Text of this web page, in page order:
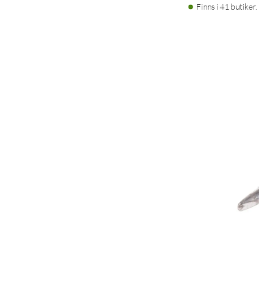
Finns i 41 butiker.